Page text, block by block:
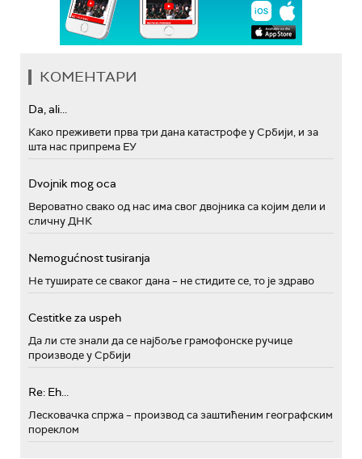
КОМЕНТАРИ
Da, ali...
Како преживети прва три дана катастрофе у Србији, и за
шта нас припрема ЕУ
Dvojnik mog oca
Вероватно свако од нас има свог двојника са којим дели и
сличну ДНК
Nemogućnost tusiranja
Не туширате се сваког дана – не стидите се, то је здраво
Cestitke za uspeh
Да ли сте знали да се најбоље грамофонске ручице
производе у Србији
Re: Eh...
Лесковачка спржа – производ са заштићеним географским
пореклом